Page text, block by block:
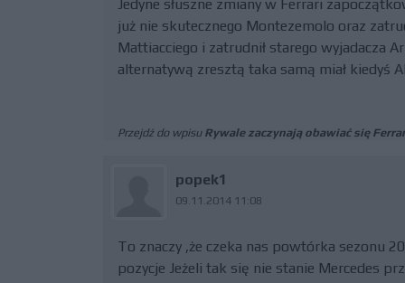
Jedyne słuszne zmiany w Ferrari
już nie skutecznego Montezemolo oraz
Mattiacciego i zatrudnił starego wyjadacza
alternatywą zresztą taka samą miał kiedyś
Przejdź do wpisu Rywale zaczynają obawiać się
popek1
09.11.2014 11:08
To znaczy ,że czeka nas powtórka sezonu
pozycje Jeżeli tak się nie stanie Mercedes